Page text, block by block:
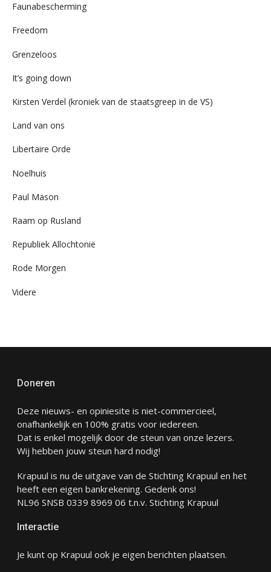
Faunabescherming
Freedom
Grenzeloos
It’s going down
Kirsten Verdel (kroniek van de staatsgreep in de VS)
Land van ons
Libertaire Orde
Noelhuis
Paul Mason
Raam op Rusland
Republiek Allochtonië
Rode Morgen
Videre
Doneren
Deze nieuws- en opiniesite is niet-commercieel,
onafhankelijk en 100% gratis voor iedereen.
Dat is enkel mogelijk door de steun van onze lezers.
Wij hebben jouw steun hard nodig!
Krapuul is nu de uitgave van de Stichting Krapuul en het
heeft een eigen bankrekening. Gedenk ons!
NL96 SNSB 0339 8969 06 t.n.v. Stichting Krapuul
Interactie
Je kunt op Krapuul ook je eigen berichten plaatsen.